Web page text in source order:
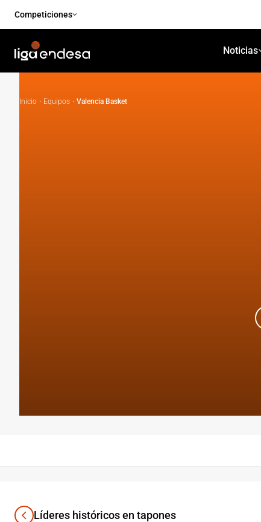
Competiciones
Noticias
Inicio · Equipos · Valencia Basket
Líderes históricos en tapones